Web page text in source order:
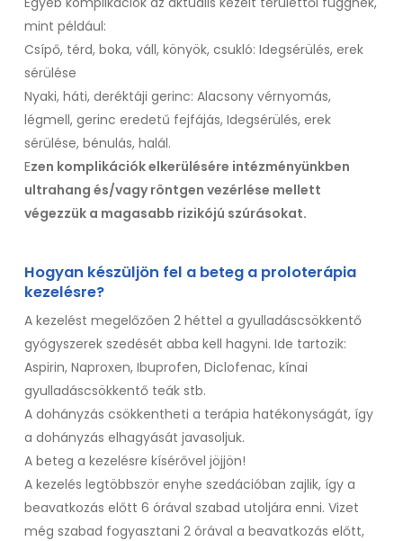
mint például:
Csípő, térd, boka, váll, könyök, csukló: Idegsérülés, erek
sérülése
Nyaki, háti, deréktáji gerinc: Alacsony vérnyomás,
légmell, gerinc eredetű fejfájás, Idegsérülés, erek
sérülése, bénulás, halál.
Ezen komplikációk elkerülésére intézményünkben
ultrahang és/vagy röntgen vezérlése mellett
végezzük a magasabb rizikójú szúrásokat.
Hogyan készüljön fel a beteg a proloterápia
kezelésre?
A kezelést megelőzően 2 héttel a gyulladáscsökkentő
gyógyszerek szedését abba kell hagyni. Ide tartozik:
Aspirin, Naproxen, Ibuprofen, Diclofenac, kínai
gyulladáscsökkentő teák stb.
A dohányzás csökkentheti a terápia hatékonyságát, így
a dohányzás elhagyását javasoljuk.
A beteg a kezelésre kísérővel jöjjön!
A kezelés legtöbbször enyhe szedációban zajlik, így a
beavatkozás előtt 6 órával szabad utoljára enni. Vizet
még szabad fogyasztani 2 órával a beavatkozás előtt,